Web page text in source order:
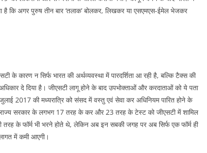
कि अगर पुरुष तीन बार ‘तलाक’ बोलकर, लिखकर या एसएमएस-ईमेल भेजकर
के कारण न सिर्फ भारत की अर्थव्यवस्था में पारदर्शिता आ रही है, बल्कि टैक्स की
दे दिया है। जीएसटी लागू होने के बाद उपभोक्ताओं और करदाताओं को ये पता
2017 की मध्यरात्रि को संसद में वस्तु एवं सेवा कर अधिनियम पारित होने के
सरकार के लगभग 17 तरह के कर और 23 तरह के टेस्ट को जीएसटी में शामिल
के फॉर्म भी भरने होते थे, लेकिन अब इन सबकी जगह पर अब सिर्फ एक फॉर्म ही
में कमी आएगी।